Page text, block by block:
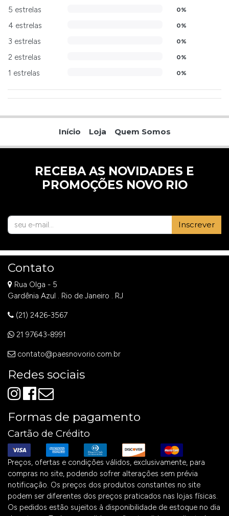
5 estrelas 0%
4 estrelas 0%
3 estrelas 0%
2 estrelas 0%
1 estrelas 0%
Início Loja Quem Somos
RECEBA AS NOVIDADES E
PROMOÇÕES NOVO RIO
Inscrever
Contato
Rua Olga - 5
Gardênia Azul . Rio de Janeiro . RJ
(21) 2426-3567
21 97643-8991
contato@paesnovorio.com.br
Redes sociais
Formas de pagamento
Cartão de Crédito
Preços, ofertas e condições válidos, exclusivamente, para
compras no site, podendo sofrer alterações sem prévia
notificação. Os preços dos produtos constantes no site
podem ser diferentes dos preços praticados nas lojas físicas.
Os pedidos estão sujeitos à disponibilidade de estoque no dia